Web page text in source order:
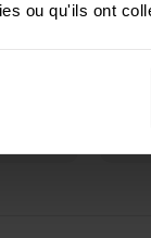
ou qu'ils ont